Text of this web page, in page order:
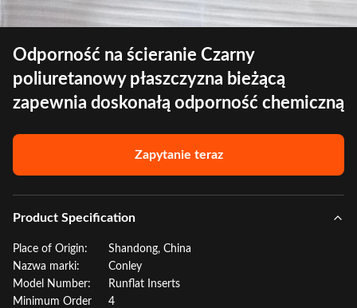
Odporność na ścieranie Czarny
poliuretanowy płaszczyzna bieżącą
zapewnia doskonałą odporność chemiczną
Zapytanie teraz
Product Specification
Place of Origin:
Shandong, China
Nazwa marki:
Conley
Model Number:
Runflat Inserts
Minimum Order
4